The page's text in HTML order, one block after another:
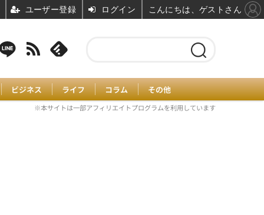
ビジネス ライフ コラム その他
※本サイトは一部アフィリエイトプログラムを利用しています
ユーザー登録 ログイン こんにちは、ゲストさん